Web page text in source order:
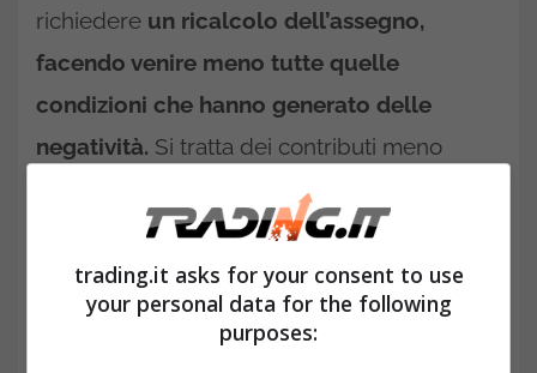
richiedere un ricalcolo dell’assegno,
facendo venire meno tutte quelle
condizioni che hanno generato delle
negatività. Si tratta dei contributi meno
favorevoli, ad esempio quelli che
discendono da retribuzioni bassissime.
trading.it asks for your consent to use
your personal data for the following
purposes: